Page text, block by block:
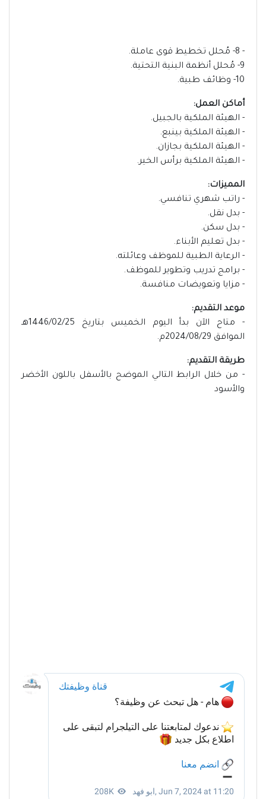
- 8- مُحلل تخطيط قوى عاملة.
9- مُحلل أنظمة البنية التحتية.
10- وظائف طبية.
أماكن العمل:
- الهيئة الملكية بالجبيل.
- الهيئة الملكية بينبع.
- الهيئة الملكية بجازان.
- الهيئة الملكية برأس الخير.
المميزات:
- راتب شهري تنافسي.
- بدل نقل.
- بدل سكن.
- بدل تعليم الأبناء.
- الرعاية الطبية للموظف وعائلته.
- برامج تدريب وتطوير للموظف.
- مزايا وتعويضات منافسة.
موعد التقديم:
- متاح الآن بدأ اليوم الخميس بتاريخ 1446/02/25هـ
الموافق 2024/08/29م.
طريقة التقديم:
- من خلال الرابط التالي الموضح بالأسفل باللون الأخضر
والأسود